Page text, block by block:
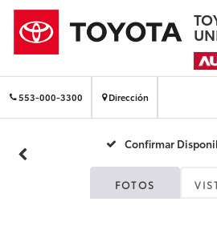
553-000-3300 Dirección
Confirmar
FOTOS
Por favor,